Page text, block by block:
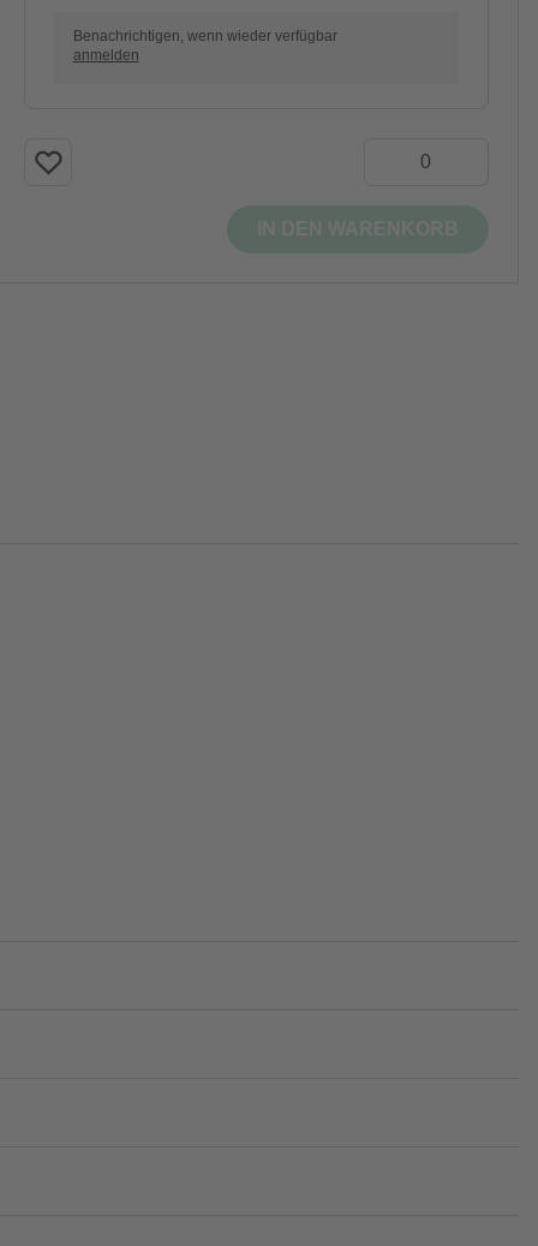
Benachrichtigen, wenn wieder verfügbar
anmelden